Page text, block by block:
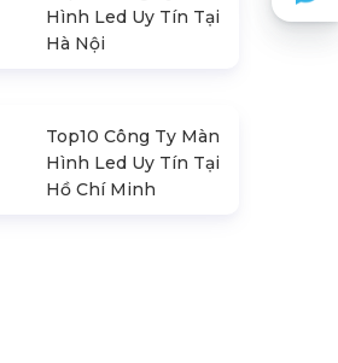
Sàn Sân Khấu Di